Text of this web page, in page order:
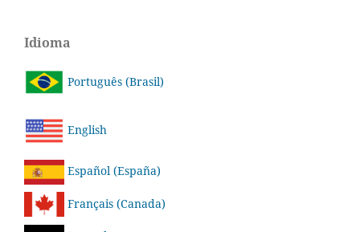
Idioma
Português (Brasil)
English
Español (España)
Français (Canada)